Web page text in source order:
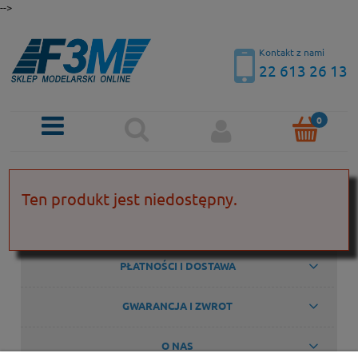
-->
Kontakt z nami
22 613 26 13
Ten produkt jest niedostępny.
PŁATNOŚCI I DOSTAWA
GWARANCJA I ZWROT
O NAS